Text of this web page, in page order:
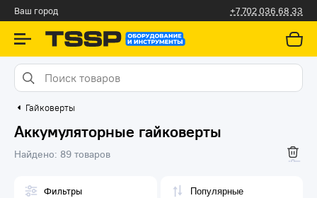
Ваш город +7 702 036 68 33
Гайковерты
Аккумуляторные гайковерты
Найдено: 89 товаров
Фильтры